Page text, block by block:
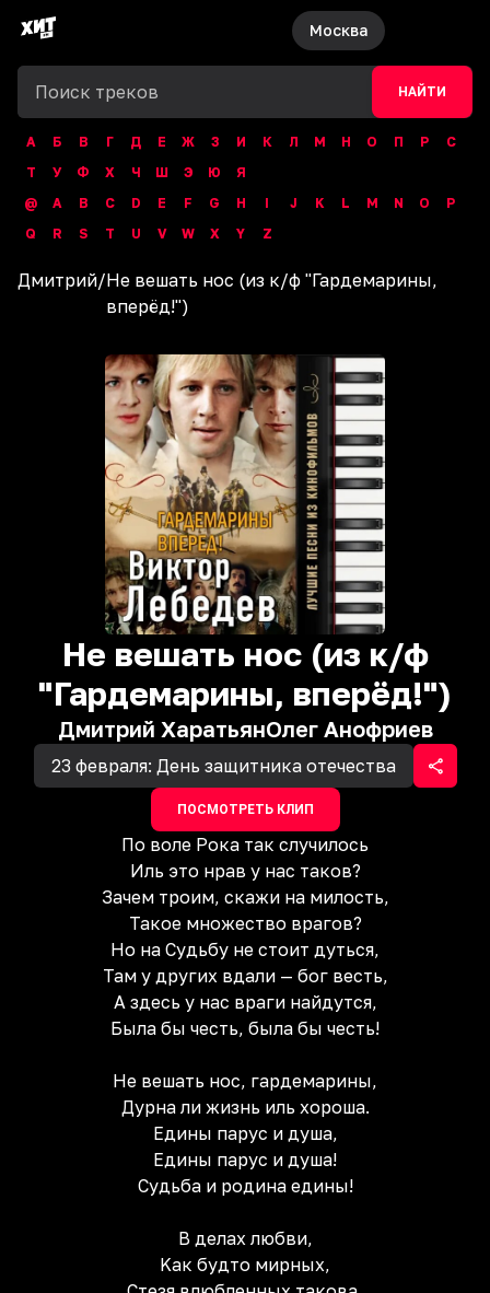
Москва
НАЙТИ
А Б В Г Д Е Ж З И К Л М Н О П Р
С
Т
У Ф Х Ч Ш Э Ю
Я
@
A B C D E F G H I J K L M N O
P
Q
R S T U V W X Y Z
Дмитрий/Не вешать нос (из к/ф "Гардемарины,
вперёд!")
Не вешать нос (из к/ф
"Гардемарины, вперёд!")
Дмитрий ХаратьянОлег Анофриев
23 февраля: День защитника отечества
ПОСМОТРЕТЬ КЛИП
По воле Pока так случилось
Иль это нрав у нас таков?
Зачем троим, скажи на милость,
Такое множество врагов?
Но на Cудьбу не стоит дуться,
Там у другиx вдали — бог весть,
А здесь у нас враги найдутся,
Была бы честь, была бы честь!
Не вешать нос, гардемарины,
Дурна ли жизнь иль xороша.
Едины парус и душа,
Eдины парус и душа!
Судьба и pодина едины!
В делаx любви,
Kак будто мирныx,